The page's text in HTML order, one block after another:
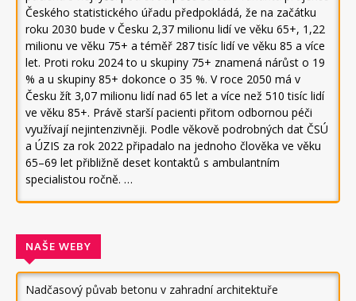
Českého statistického úřadu předpokládá, že na začátku
roku 2030 bude v Česku 2,37 milionu lidí ve věku 65+, 1,22
milionu ve věku 75+ a téměř 287 tisíc lidí ve věku 85 a více
let. Proti roku 2024 to u skupiny 75+ znamená nárůst o 19
% a u skupiny 85+ dokonce o 35 %. V roce 2050 má v
Česku žít 3,07 milionu lidí nad 65 let a více než 510 tisíc lidí
ve věku 85+. Právě starší pacienti přitom odbornou péči
využívají nejintenzivněji. Podle věkově podrobných dat ČSÚ
a ÚZIS za rok 2022 připadalo na jednoho člověka ve věku
65–69 let přibližně deset kontaktů s ambulantním
specialistou ročně. …
NAŠE WEBY
Nadčasový půvab betonu v zahradní architektuře